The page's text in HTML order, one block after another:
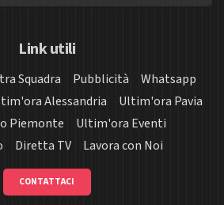
Link utili
Squadra Pubblicità
Whatsapp
Alessandria
Ultim'ora Pavia
Piemonte
Ultim'ora Eventi
Diretta TV Lavora con Noi
CONTATTACI